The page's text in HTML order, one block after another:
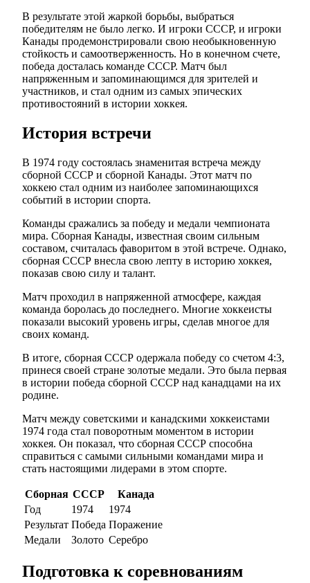
В результате этой жаркой борьбы, выбраться
победителям не было легко. И игроки СССР, и игроки
Канады продемонстрировали свою необыкновенную
стойкость и самоотверженность. Но в конечном счете,
победа досталась команде СССР. Матч был
напряженным и запоминающимся для зрителей и
участников, и стал одним из самых эпических
противостояний в истории хоккея.
История встречи
В 1974 году состоялась знаменитая встреча между
сборной СССР и сборной Канады. Этот матч по
хоккею стал одним из наиболее запоминающихся
событий в истории спорта.
Команды сражались за победу и медали чемпионата
мира. Сборная Канады, известная своим сильным
составом, считалась фаворитом в этой встрече. Однако,
сборная СССР внесла свою лепту в историю хоккея,
показав свою силу и талант.
Матч проходил в напряженной атмосфере, каждая
команда боролась до последнего. Многие хоккеисты
показали высокий уровень игры, сделав многое для
своих команд.
В итоге, сборная СССР одержала победу со счетом 4:3,
принеся своей стране золотые медали. Это была первая
в истории победа сборной СССР над канадцами на их
родине.
Матч между советскими и канадскими хоккеистами
1974 года стал поворотным моментом в истории
хоккея. Он показал, что сборная СССР способна
справиться с самыми сильными командами мира и
стать настоящими лидерами в этом спорте.
Сборная СССР
Канада
Год
1974
1974
Результат Победа Поражение
Медали
Золото Серебро
Подготовка к соревнованиям